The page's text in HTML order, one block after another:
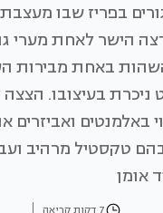
בפריז שבו
הישר לאחת מערי
באחת מבירות
ניכרת בעיצובו.
באלמנטים ואביזרים
טקסטיל מרהיב
אומן
7 דקות קריאה